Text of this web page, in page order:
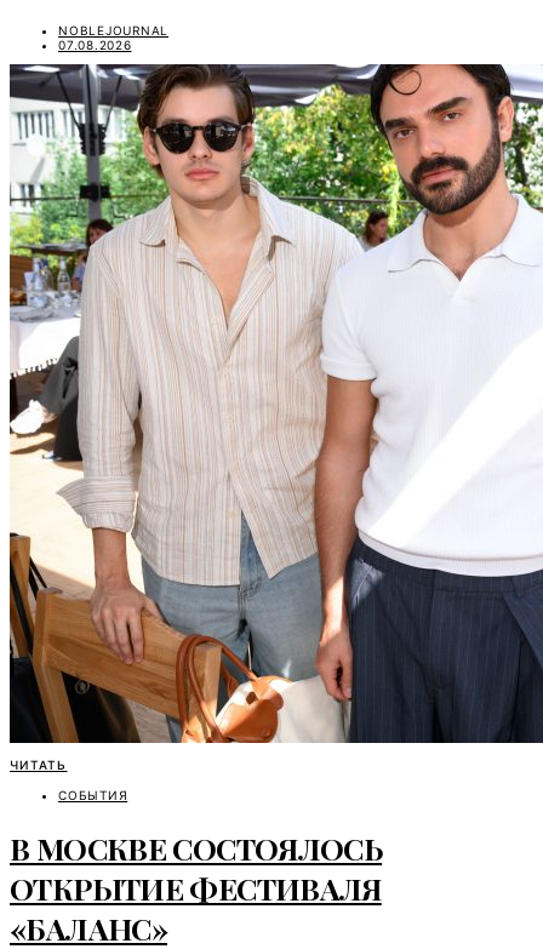
NOBLEJOURNAL
07.08.2026
ЧИТАТЬ
СОБЫТИЯ
В МОСКВЕ СОСТОЯЛОСЬ
ОТКРЫТИЕ ФЕСТИВАЛЯ
«БАЛАНС»